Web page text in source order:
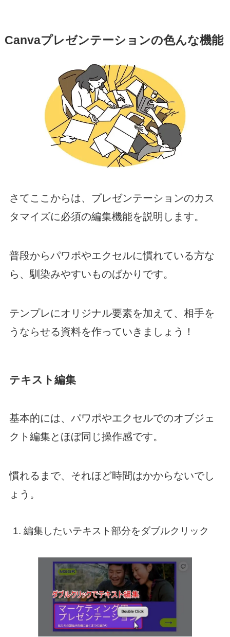
Canvaプレゼンテーションの色んな機能
さてここからは、プレゼンテーションのカス
タマイズに必須の編集機能を説明します。
普段からパワポやエクセルに慣れている方な
ら、馴染みやすいものばかりです。
テンプレにオリジナル要素を加えて、相手を
うならせる資料を作っていきましょう！
テキスト編集
基本的には、パワポやエクセルでのオブジェ
クト編集とほぼ同じ操作感です。
慣れるまで、それほど時間はかからないでし
ょう。
編集したいテキスト部分をダブルクリック